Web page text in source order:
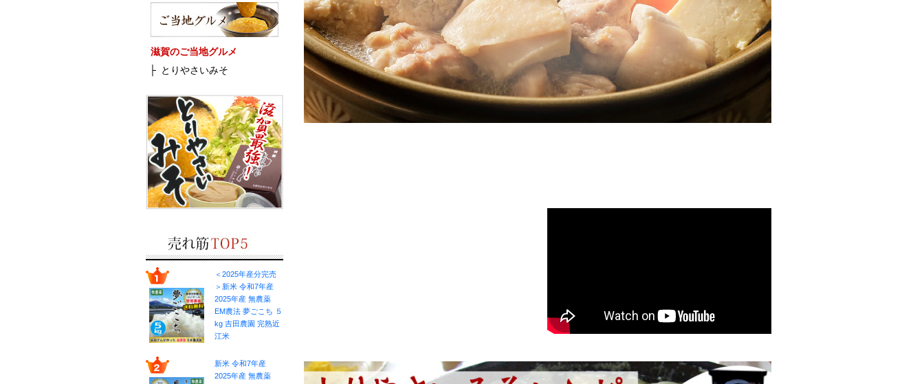
滋賀のご当地グルメ
├ とりやさいみそ
＜2025年産分完売
＞新米 令和7年産
2025年産 無農薬
EM農法 夢ごこち ５
kg 吉田農園 完熟近
江米
新米 令和7年産
2025年産 無農薬